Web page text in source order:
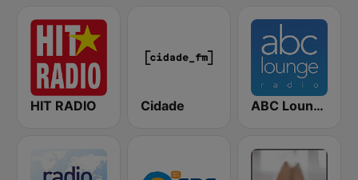
HIT RADIO Cidade ABC Lounge Jazz